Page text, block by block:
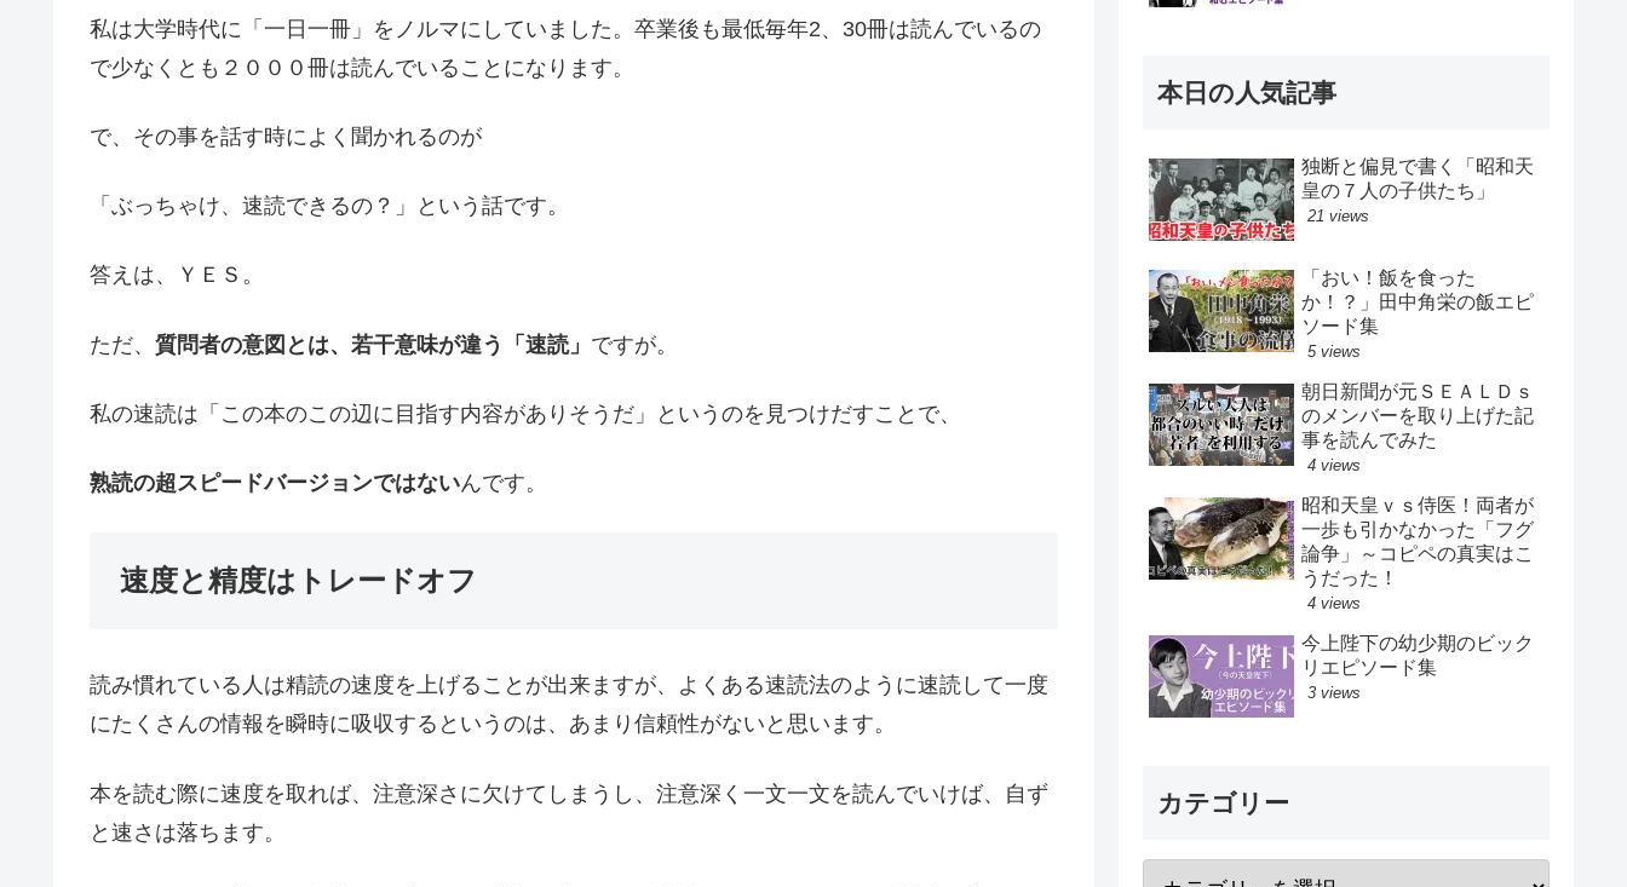
私は大学時代に「一日一冊」をノルマにしていました。卒業後も最低毎年2、30冊は読んでいるの
で少なくとも２０００冊は読んでいることになります。
で、その事を話す時によく聞かれるのが
「ぶっちゃけ、速読できるの？」という話です。
答えは、ＹＥＳ。
ただ、 質問者の意図とは、若干意味が違う「速読」 ですが。
私の速読は「この本のこの辺に目指す内容がありそうだ」というのを見つけだすことで、
熟読の超スピードバージョンではないんです。
速度と精度はトレードオフ
読み慣れている人は精読の速度を上げることが出来ますが、よくある速読法のように速読して一度
にたくさんの情報を瞬時に吸収するというのは、あまり信頼性がないと思います。
本を読む際に速度を取れば、注意深さに欠けてしまうし、注意深く一文一文を読んでいけば、自ず
と速さは落ちます。
本日の人気記事
独断と偏見で書く「昭和天
皇の７人の子供たち」
21 views
「おい！飯を食った
か！？」田中角栄の飯エピ
ソード集
5 views
朝日新聞が元ＳＥＡＬＤｓ
のメンバーを取り上げた記
事を読んでみた
4 views
昭和天皇ｖｓ侍医！両者が
一歩も引かなかった「フグ
論争」～コピペの真実はこ
うだった！
4 views
今上陛下の幼少期のビック
リエピソード集
3 views
カテゴリー